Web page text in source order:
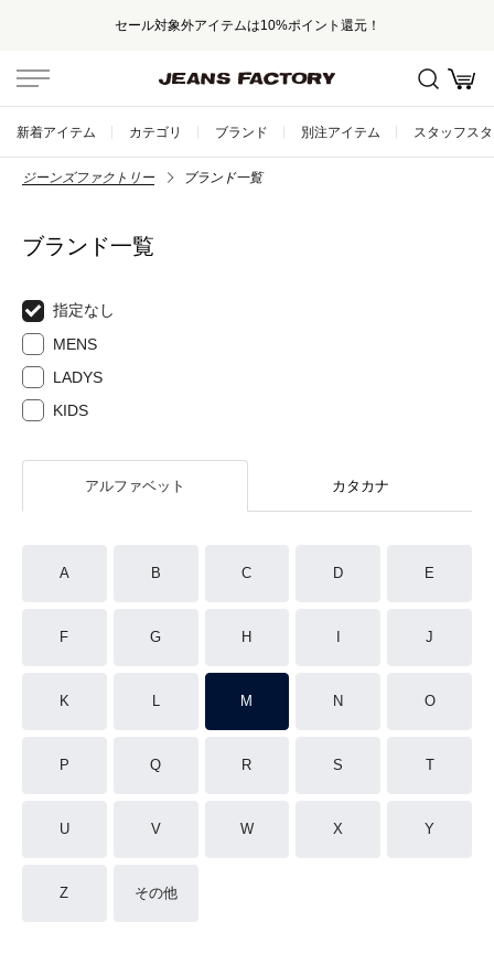
セール対象外アイテムは10%ポイント還元！
新着アイテム カテゴリ ブランド 別注アイテム スタッフス
ジーンズファクトリー ブランド一覧
ブランド一覧
指定なし
MENS
LADYS
KIDS
アルファベット カタカナ
A B C D E
F G H J
K L M N O
P Q R S T
U V W X Y
Z その他